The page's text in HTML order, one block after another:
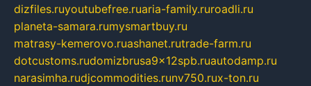
dizfiles.ruyoutubefree.ruaria-family.ruroadli.ru
planeta-samara.rumysmartbuy.ru
matrasy-kemerovo.ruashanet.rutrade-farm.ru
dotcustoms.rudomizbrusa9x12spb.ruautodamp.ru
narasimha.rudjcommodities.runv750.rux-ton.ru